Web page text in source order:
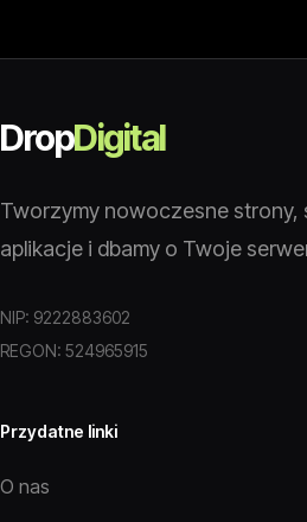
DropDigital
Tworzymy nowoczesne strony,
aplikacje i dbamy o Twoje
NIP: 9222883602
REGON: 524965915
Przydatne linki
O nas